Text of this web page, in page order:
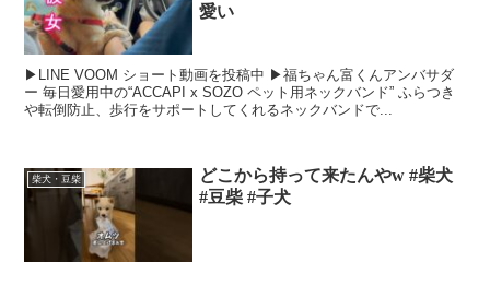
愛い
▶︎LINE VOOM ショート動画を投稿中 ▶︎福ちゃん富くんアンバサダ
ー 毎日愛用中の“ACCAPI x SOZO ペット用ネックバンド” ふらつき
や転倒防止、歩行をサポートしてくれるネックバンドで...
柴犬・豆柴
どこから持って来たんやw #柴犬
#豆柴 #子犬